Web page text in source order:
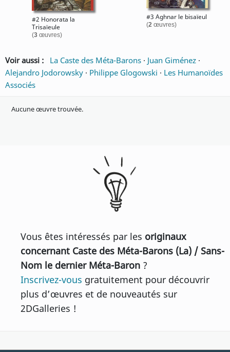
#2 Honorata la
Trisaïeule
(3œuvres)
#3 Aghnar le bisaïeul
(2 œuvres)
Voir aussi : La Caste des Méta-Barons · Juan Giménez ·
Alejandro Jodorowsky · Philippe Glogowski · Les Humanoïdes
Associés
Aucune œuvre trouvée.
Vous êtes intéressés par les originaux
concernant Caste des Méta-Barons (La) / Sans-
Nom le dernier Méta-Baron ?
Inscrivez-vous gratuitement pour découvrir
plus d’œuvres et de nouveautés sur
2DGalleries !